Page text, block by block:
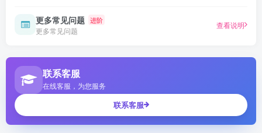
更多常见问题 进阶
更多常见问题
查看说明
联系客服
在线客服，为您服务
联系客服